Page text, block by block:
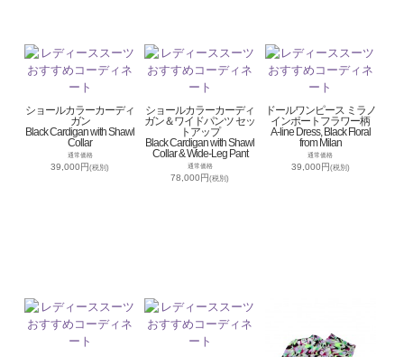
ショールカラーカーディ
ガン
Black Cardigan with Shawl
Collar
通常価格
39,000円(税別)
ショールカラーカーディ
ガン＆ワイドパンツ セッ
トアップ
Black Cardigan with Shawl
Collar & Wide-Leg Pant
通常価格
78,000円(税別)
ドールワンピース ミラノ
インポートフラワー柄
A-line Dress, Black Floral
from Milan
通常価格
39,000円(税別)